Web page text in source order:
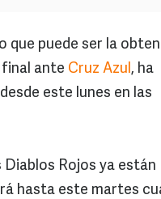
que puede ser la
ante Cruz Azul, ha
este lunes en las
Rojos ya están
hasta este martes